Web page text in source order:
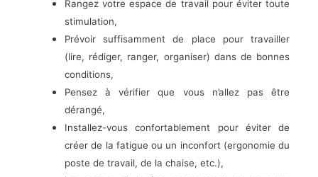
Rangez votre espace de travail pour éviter toute
stimulation,
Prévoir suffisamment de place pour travailler
(lire, rédiger, ranger, organiser) dans de bonnes
conditions,
Pensez à vérifier que vous n’allez pas être
dérangé,
Installez-vous confortablement pour éviter de
créer de la fatigue ou un inconfort (ergonomie du
poste de travail, de la chaise, etc.),